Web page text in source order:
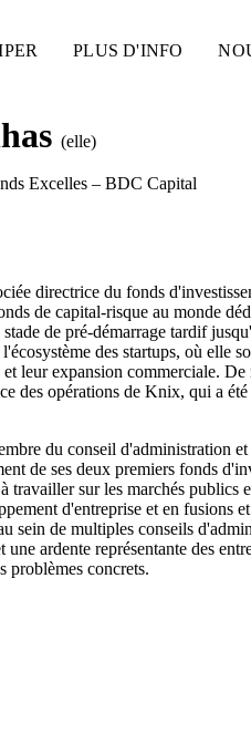
PLUS D'INFO
(elle)
Excelles – BDC Capital
directrice du fonds
de capital-risque au monde
de pré-démarrage tardif
des startups, où elle
leur expansion commerciale.
des opérations de Knix, qui a
du conseil d'administration
de ses deux premiers fonds
travailler sur les marchés
d'entreprise et en fusions
sein de multiples conseils
une ardente représentante des
problèmes concrets.